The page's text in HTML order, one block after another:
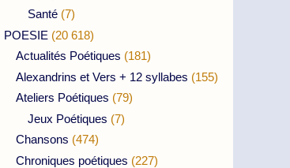
Santé (7)
POESIE (20 618)
Actualités Poétiques (181)
Alexandrins et Vers + 12 syllabes (155)
Ateliers Poétiques (79)
Jeux Poétiques (7)
Chansons (474)
Chroniques poétiques (227)